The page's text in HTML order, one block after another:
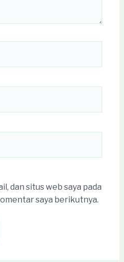
dan situs web saya pada
saya berikutnya.